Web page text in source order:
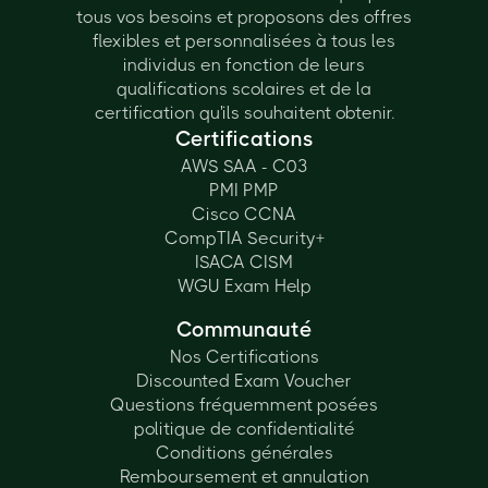
tous vos besoins et proposons des offres
flexibles et personnalisées à tous les
individus en fonction de leurs
qualifications scolaires et de la
certification qu'ils souhaitent obtenir.
Certifications
AWS SAA - C03
PMI PMP
Cisco CCNA
CompTIA Security+
ISACA CISM
WGU Exam Help
Communauté
Nos Certifications
Discounted Exam Voucher
Questions fréquemment posées
politique de confidentialité
Conditions générales
Remboursement et annulation